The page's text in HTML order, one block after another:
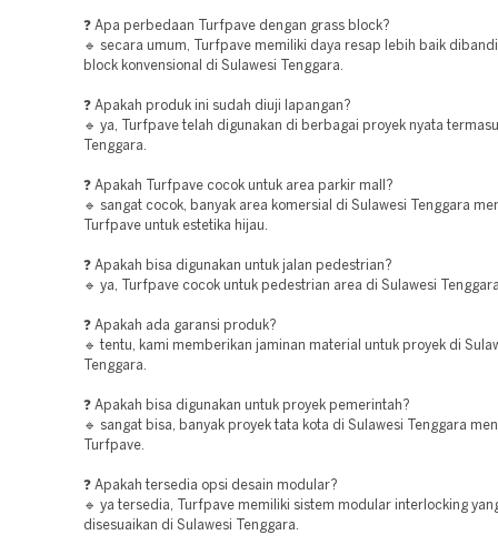
❓ Apa perbedaan Turfpave dengan grass block?
🔹 secara umum, Turfpave memiliki daya resap lebih baik
block konvensional di Sulawesi Tenggara.
❓ Apakah produk ini sudah diuji lapangan?
🔹 ya, Turfpave telah digunakan di berbagai proyek nyata
Tenggara.
❓ Apakah Turfpave cocok untuk area parkir mall?
🔹 sangat cocok, banyak area komersial di Sulawesi Tenggara
Turfpave untuk estetika hijau.
❓ Apakah bisa digunakan untuk jalan pedestrian?
🔹 ya, Turfpave cocok untuk pedestrian area di Sulawesi
❓ Apakah ada garansi produk?
🔹 tentu, kami memberikan jaminan material untuk proyek di
Tenggara.
❓ Apakah bisa digunakan untuk proyek pemerintah?
🔹 sangat bisa, banyak proyek tata kota di Sulawesi Tenggara
Turfpave.
❓ Apakah tersedia opsi desain modular?
🔹 ya tersedia, Turfpave memiliki sistem modular interlocking
disesuaikan di Sulawesi Tenggara.